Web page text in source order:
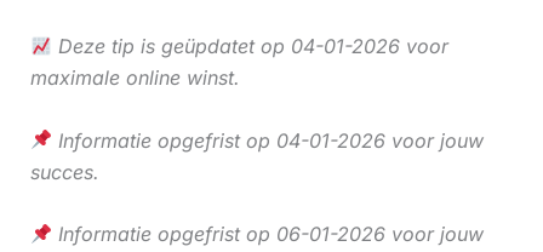
Deze tip is geüpdatet op 04-01-2026 voor
maximale online winst.
Informatie opgefrist op 04-01-2026 voor jouw
succes.
Informatie opgefrist op 06-01-2026 voor jouw